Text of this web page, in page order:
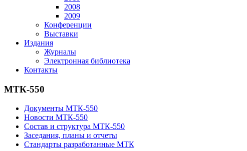
2008
2009
Конференции
Выставки
Издания
Журналы
Электронная библиотека
Контакты
МТК-550
Документы МТК-550
Новости МТК-550
Состав и структура МТК-550
Заседания, планы и отчеты
Стандарты разработанные МТК